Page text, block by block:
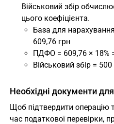
Військовий збір
цього коефіцієнта.
База для
609,76 грн
ПДФО = 609,76 × 18%
Військовий збір =
Необхідні документи для
Щоб підтвердити операцію
час податкової перевірки,